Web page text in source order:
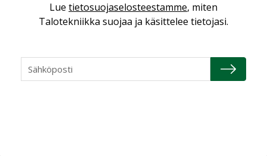
Viikko
Lue tietosuojaselosteestamme, miten
Talotekniikka suojaa ja käsittelee tietojasi.